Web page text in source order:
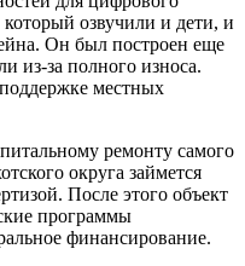
озвучили и дети, и
Он был построен еще
из-за полного износа.
местных
ремонту самого
округа займется
После этого объект
программы
финансирование.